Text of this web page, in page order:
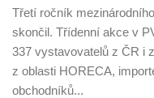
Třetí ročník
skončil. Třídenní akce v
337 vystavovatelů z ČR i
z oblasti HORECA,
obchodníků...